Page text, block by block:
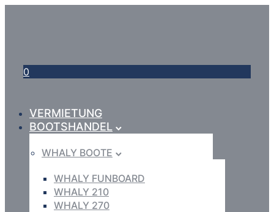
0
VERMIETUNG
BOOTSHANDEL
WHALY BOOTE
WHALY FUNBOARD
WHALY 210
WHALY 270